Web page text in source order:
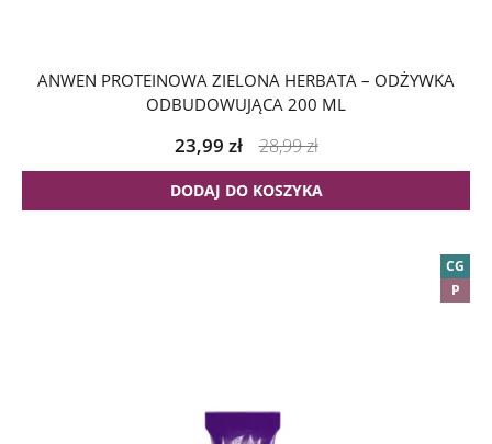
ANWEN PROTEINOWA ZIELONA HERBATA – ODŻYWKA
ODBUDOWUJĄCA 200 ML
23,99 zł 28,99zł
DODAJ DO KOSZYKA
CG
P